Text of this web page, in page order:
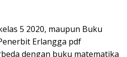
5 2020, maupun Buku
Erlangga pdf
dengan buku matematika